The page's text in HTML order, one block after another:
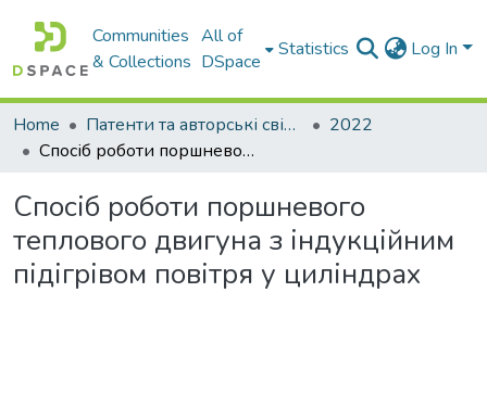
Communities
& Collections
All of
DSpace
Statistics Log In
Home Патенти та авторські свідоцтва
2022
Спосіб роботи поршневого теплового двигуна з індукційним підігрівом повітря у циліндрах
Спосіб роботи поршневого
теплового двигуна з індукційним
підігрівом повітря у циліндрах